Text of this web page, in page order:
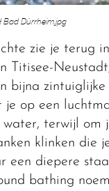
Dürrheim.jpg
zie je terug
Titisee-
bijna
je op een
terwijl om
klinken die
een diepere
bathing